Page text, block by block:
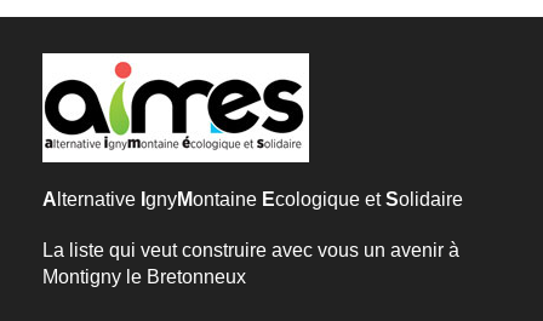
A lternative gnyMontaine Ecologique etSolidaire
La liste qui veut construire avec vous un avenir à
Montigny le Bretonneux